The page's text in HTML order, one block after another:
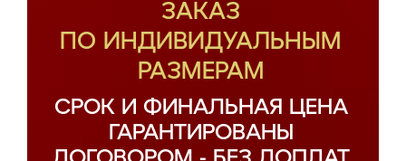
ЗАКАЗ
ПО ИНДИВИДУАЛЬНЫМ
РАЗМЕРАМ
СРОК И ФИНАЛЬНАЯ ЦЕНА
ГАРАНТИРОВАНЫ